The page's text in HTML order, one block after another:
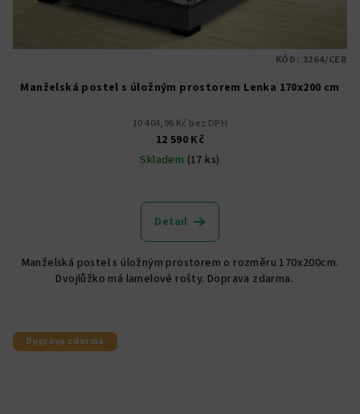
Manželská postel s úložným prostorem Lenka 170x200 cm
10 404,96 Kč bez DPH
12 590 Kč
Skladem (17 ks)
hodnocení
produktu
z
5
Detail
Manželská postel s úložným prostorem o rozměru 170x200cm.
Dvojlůžko má lamelové rošty. Doprava zdarma.
KÓD: 3264/CER
Doprava zdarma